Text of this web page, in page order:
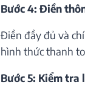
Bước 4: Điền
Điền đầy đủ và
hình thức thanh
Bước 5: Kiểm